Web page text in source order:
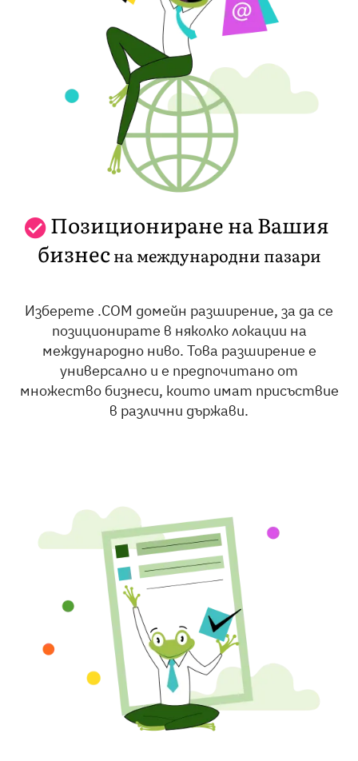
Позициониране на Вашия
бизнесна международни пазари
Изберете .COM домейн разширение, за да се
позиционирате в няколко локации на
международно ниво. Това разширение е
универсално и е предпочитано от
множество бизнеси, които имат присъствие
в различни държави.